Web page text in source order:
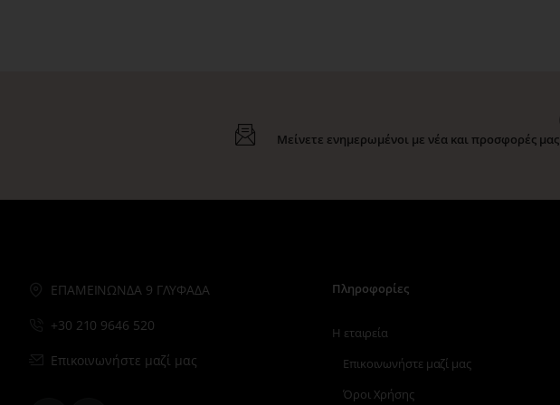
Μείνετε ενημερωμένοι με νέα και προσφορές μας
ΕΠΑΜΕΙΝΩΝΔΑ 9 ΓΛΥΦΑΔΑ
+30 210 9646 520
Επικοινωνήστε μαζί μας
Πληροφορίες
Η εταιρεία
Επικοινωνήστε μαζί μας
Όροι Χρήσης